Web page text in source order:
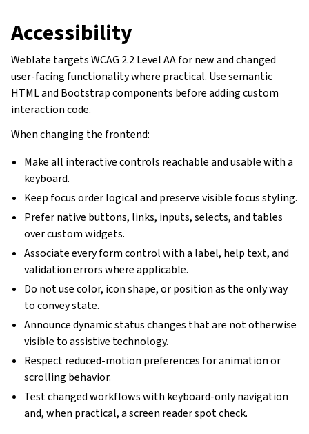
Accessibility
Weblate targets WCAG 2.2 Level AA for new and changed
user-facing functionality where practical. Use semantic
HTML and Bootstrap components before adding custom
interaction code.
When changing the frontend:
Make all interactive controls reachable and usable with a
keyboard.
Keep focus order logical and preserve visible focus styling.
Prefer native buttons, links, inputs, selects, and tables
over custom widgets.
Associate every form control with a label, help text, and
validation errors where applicable.
Do not use color, icon shape, or position as the only way
to convey state.
Announce dynamic status changes that are not otherwise
visible to assistive technology.
Respect reduced-motion preferences for animation or
scrolling behavior.
Test changed workflows with keyboard-only navigation
and, when practical, a screen reader spot check.